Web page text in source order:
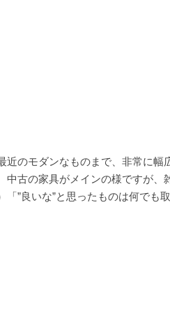
近のモダンなものまで、非常に幅
中古の家具がメインの様ですが、
”良いな”と思ったものは何でも取